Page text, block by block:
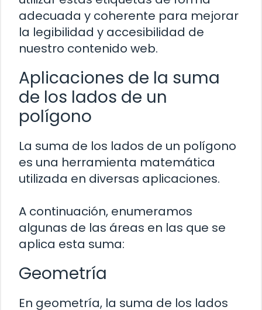
adecuada y coherente para mejorar
la legibilidad y accesibilidad de
nuestro contenido web.
Aplicaciones de la suma
de los lados de un
polígono
La suma de los lados de un polígono
es una herramienta matemática
utilizada en diversas aplicaciones.
A continuación, enumeramos
algunas de las áreas en las que se
aplica esta suma:
Geometría
En geometría, la suma de los lados